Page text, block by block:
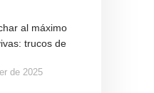
al máximo
trucos de
de 2025